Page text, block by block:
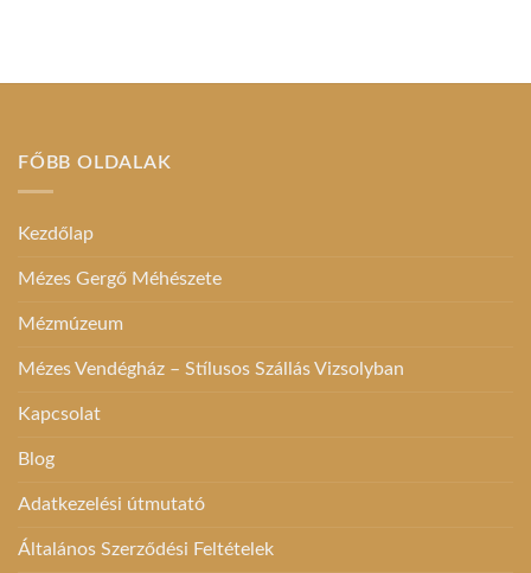
FŐBB OLDALAK
Kezdőlap
Mézes Gergő Méhészete
Mézmúzeum
Mézes Vendégház – Stílusos Szállás Vizsolyban
Kapcsolat
Blog
Adatkezelési útmutató
Általános Szerződési Feltételek